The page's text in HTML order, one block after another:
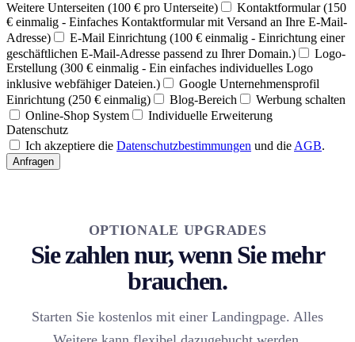
Weitere Unterseiten (100 € pro Unterseite)
Kontaktformular (150
€ einmalig - Einfaches Kontaktformular mit Versand an Ihre E-Mail-
Adresse)
E-Mail Einrichtung (100 € einmalig - Einrichtung einer
geschäftlichen E-Mail-Adresse passend zu Ihrer Domain.)
Logo-
Erstellung (300 € einmalig - Ein einfaches individuelles Logo
inklusive webfähiger Dateien.)
Google Unternehmensprofil
Einrichtung (250 € einmalig)
Blog-Bereich
Werbung schalten
Online-Shop System
Individuelle Erweiterung
Datenschutz
Ich akzeptiere die Datenschutzbestimmungen und die AGB.
Anfragen
OPTIONALE UPGRADES
Sie zahlen nur, wenn Sie mehr
brauchen.
Starten Sie kostenlos mit einer Landingpage. Alles